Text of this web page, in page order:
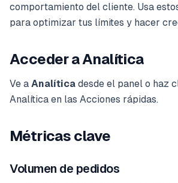
comportamiento del cliente. Usa
para optimizar tus límites y hacer
Acceder a Analítica
Ve a Analítica desde el panel o haz
Analítica en las Acciones rápidas.
Métricas clave
Volumen de pedidos